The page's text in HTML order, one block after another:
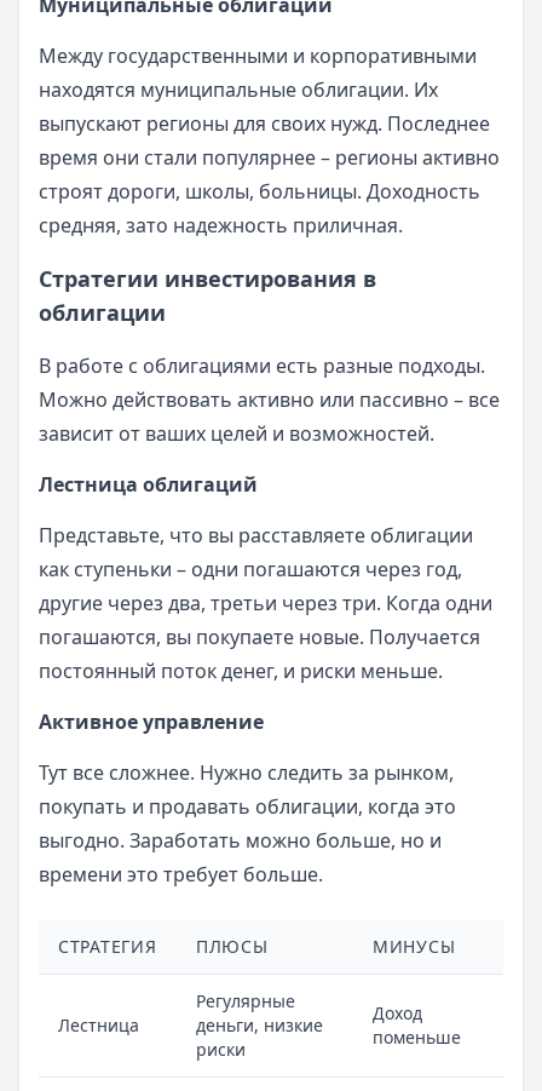
Между государственными и корпоративными
находятся муниципальные облигации. Их
выпускают регионы для своих нужд. Последнее
время они стали популярнее – регионы активно
строят дороги, школы, больницы. Доходность
средняя, зато надежность приличная.
Стратегии инвестирования в
облигации
В работе с облигациями есть разные подходы.
Можно действовать активно или пассивно – все
зависит от ваших целей и возможностей.
Лестница облигаций
Представьте, что вы расставляете облигации
как ступеньки – одни погашаются через год,
другие через два, третьи через три. Когда одни
погашаются, вы покупаете новые. Получается
постоянный поток денег, и риски меньше.
Активное управление
Тут все сложнее. Нужно следить за рынком,
покупать и продавать облигации, когда это
выгодно. Заработать можно больше, но и
времени это требует больше.
СТРАТЕГИЯ ПЛЮСЫ МИНУСЫ
Лестница
Регулярные
деньги, низкие
риски
Доход
поменьше